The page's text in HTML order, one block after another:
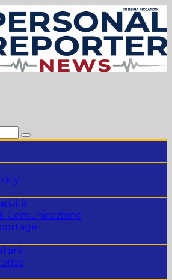
Comunicazione